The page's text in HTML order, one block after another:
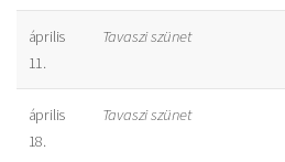
április
11.
Tavaszi szünet
április
18.
Tavaszi szünet